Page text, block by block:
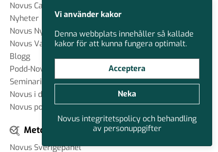
Novus Case
Nyheter
Novus Nyhetsbrev
Novus Varumärkesbrev
Blogg
Podd-Novus Sanity Check
Seminarier/webbinarier
Novus i debatten
Novus policyråd till redaktioner
Metoder
Novus Sverigepanel
Vi använder kakor
Denna webbplats innehåller så kallade
kakor för att kunna fungera optimalt.
Acceptera
Neka
Novus integritetspolicy och behandling
av personuppgifter